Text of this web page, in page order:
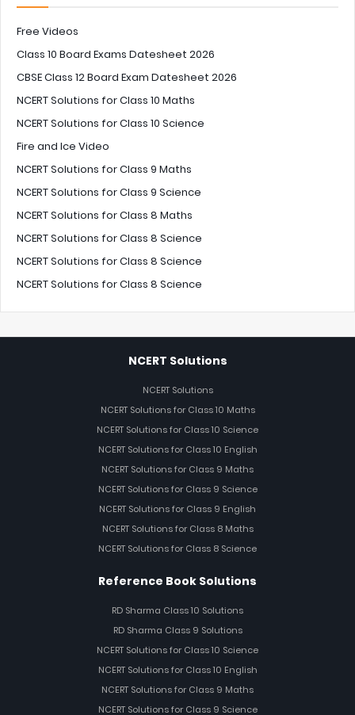
Free Videos
Class 10 Board Exams Datesheet 2026
CBSE Class 12 Board Exam Datesheet 2026
NCERT Solutions for Class 10 Maths
NCERT Solutions for Class 10 Science
Fire and Ice Video
NCERT Solutions for Class 9 Maths
NCERT Solutions for Class 9 Science
NCERT Solutions for Class 8 Maths
NCERT Solutions for Class 8 Science
NCERT Solutions for Class 8 Science
NCERT Solutions for Class 8 Science
NCERT Solutions
NCERT Solutions
NCERT Solutions for Class 10 Maths
NCERT Solutions for Class 10 Science
NCERT Solutions for Class 10 English
NCERT Solutions for Class 9 Maths
NCERT Solutions for Class 9 Science
NCERT Solutions for Class 9 English
NCERT Solutions for Class 8 Maths
NCERT Solutions for Class 8 Science
Reference Book Solutions
RD Sharma Class 10 Solutions
RD Sharma Class 9 Solutions
NCERT Solutions for Class 10 Science
NCERT Solutions for Class 10 English
NCERT Solutions for Class 9 Maths
NCERT Solutions for Class 9 Science